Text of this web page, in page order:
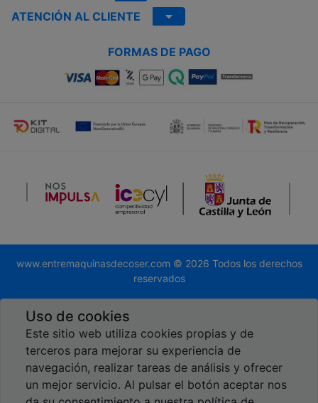
ATENCIÓN AL CLIENTE
FORMAS DE PAGO
www.entremaquinasdecoser.com © 2026 Todos los derechos
reservados
Reseñas en Google
Uso de cookies
Este sitio web utiliza cookies propias y de
terceros para mejorar su experiencia de
navegación, realizar tareas de análisis y ofrecer
un mejor servicio. Al pulsar el botón aceptar nos